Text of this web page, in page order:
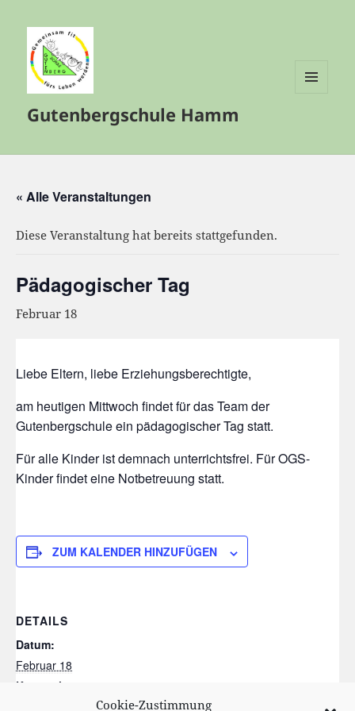
Cookie-Zustimmung
Gutenbergschule Hamm
« Alle Veranstaltungen
Diese Veranstaltung hat bereits stattgefunden.
Pädagogischer Tag
Februar 18
Liebe Eltern, liebe Erziehungsberechtigte,
am heutigen Mittwoch findet für das Team der
Gutenbergschule ein pädagogischer Tag statt.
Für alle Kinder ist demnach unterrichtsfrei. Für OGS-
Kinder findet eine Notbetreuung statt.
ZUM KALENDER HINZUFÜGEN
DETAILS
Datum:
Februar 18
Kategorien:
!!! Bitte beachten !!!,Eltern,Klassen,unterrichtsfrei